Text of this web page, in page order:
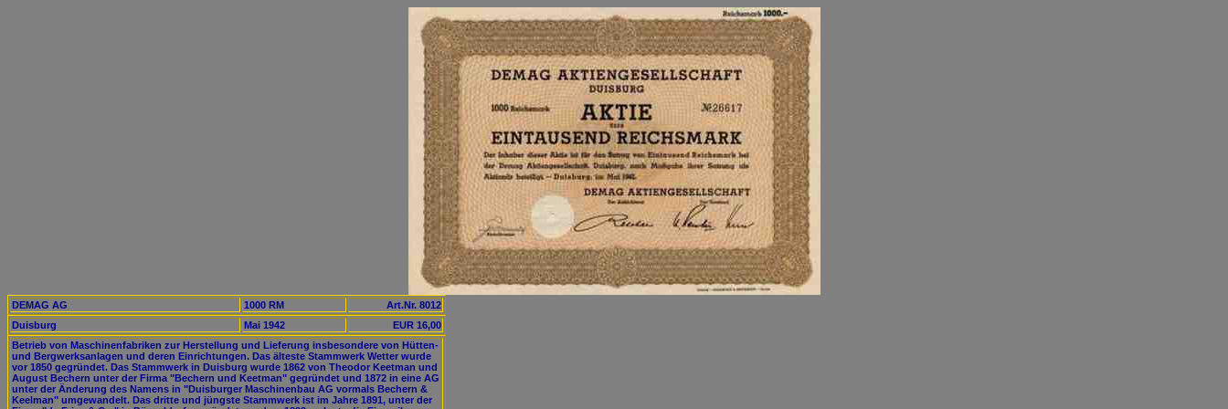
DEMAG AG 1000 RM
Art.Nr. 8012
Duisburg
Mai 1942
EUR 16,00
Betrieb von Maschinenfabriken zur Herstellung und Lieferung insbesondere von Hütten-
und Bergwerksanlagen und deren Einrichtungen. Das älteste Stammwerk Wetter wurde
vor 1850 gegründet. Das Stammwerk in Duisburg wurde 1862 von Theodor Keetman und
August Bechern unter der Firma "Bechern und Keetman" gegründet und 1872 in eine AG
unter der Änderung des Namens in "Duisburger Maschinenbau AG vormals Bechern &
Keelman" umgewandelt. Das dritte und jüngste Stammwerk ist im Jahre 1891, unter der